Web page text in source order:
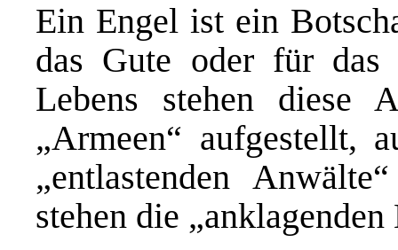
Ein Engel ist ein
das Gute oder für das
Lebens stehen diese
„Armeen“ aufgestellt,
„entlastenden
stehen die „anklagenden